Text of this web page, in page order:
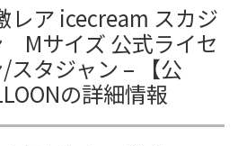
レア icecream スカジ
Mサイズ 公式ライセ
スタジャン – 【公
の詳細情報